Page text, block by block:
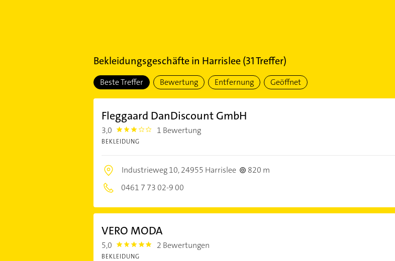
Bekleidungsgeschäftein Harrislee(31Treffer)
Beste Treffer Bewertung Entfernung Geöffnet
Fleggaard DanDiscount GmbH
3,0 3.0 1 Bewertung
BEKLEIDUNG
Industrieweg 10,24955 Harrislee
820 m
0461 7 73 02-9 00
VERO MODA
5,0 5.0 2 Bewertungen
BEKLEIDUNG